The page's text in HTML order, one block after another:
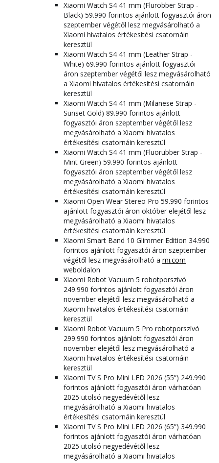
Xiaomi Watch S4 41 mm (Flurobber Strap -
Black) 59.990 forintos ajánlott fogyasztói áron
szeptember végétől lesz megvásárolható a
Xiaomi hivatalos értékesítési csatornáin
keresztül
Xiaomi Watch S4 41 mm (Leather Strap -
White) 69.990 forintos ajánlott fogyasztói
áron szeptember végétől lesz megvásárolható
a Xiaomi hivatalos értékesítési csatornáin
keresztül
Xiaomi Watch S4 41 mm (Milanese Strap -
Sunset Gold) 89.990 forintos ajánlott
fogyasztói áron szeptember végétől lesz
megvásárolható a Xiaomi hivatalos
értékesítési csatornáin keresztül
Xiaomi Watch S4 41 mm (Fluorubber Strap -
Mint Green) 59.990 forintos ajánlott
fogyasztói áron szeptember végétől lesz
megvásárolható a Xiaomi hivatalos
értékesítési csatornáin keresztül
Xiaomi Open Wear Stereo Pro 59.990 forintos
ajánlott fogyasztói áron október elejétől lesz
megvásárolható a Xiaomi hivatalos
értékesítési csatornáin keresztül
Xiaomi Smart Band 10 Glimmer Edition 34.990
forintos ajánlott fogyasztói áron szeptember
végétől lesz megvásárolható a mi.com
weboldalon
Xiaomi Robot Vacuum 5 robotporszívó
249.990 forintos ajánlott fogyasztói áron
november elejétől lesz megvásárolható a
Xiaomi hivatalos értékesítési csatornáin
keresztül
Xiaomi Robot Vacuum 5 Pro robotporszívó
299.990 forintos ajánlott fogyasztói áron
november elejétől lesz megvásárolható a
Xiaomi hivatalos értékesítési csatornáin
keresztül
Xiaomi TV S Pro Mini LED 2026 (55”) 249.990
forintos ajánlott fogyasztói áron várhatóan
2025 utolsó negyedévétől lesz
megvásárolható a Xiaomi hivatalos
értékesítési csatornáin keresztül
Xiaomi TV S Pro Mini LED 2026 (65”) 349.990
forintos ajánlott fogyasztói áron várhatóan
2025 utolsó negyedévétől lesz
megvásárolható a Xiaomi hivatalos